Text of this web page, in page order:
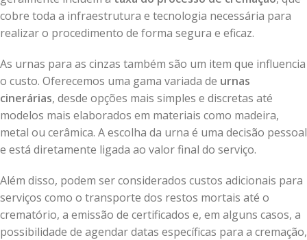
cobre toda a infraestrutura e tecnologia necessária para
realizar o procedimento de forma segura e eficaz.
As urnas para as cinzas também são um item que influencia
o custo. Oferecemos uma gama variada de urnas
cinerárias, desde opções mais simples e discretas até
modelos mais elaborados em materiais como madeira,
metal ou cerâmica. A escolha da urna é uma decisão pessoal
e está diretamente ligada ao valor final do serviço.
Além disso, podem ser considerados custos adicionais para
serviços como o transporte dos restos mortais até o
crematório, a emissão de certificados e, em alguns casos, a
possibilidade de agendar datas específicas para a cremação,